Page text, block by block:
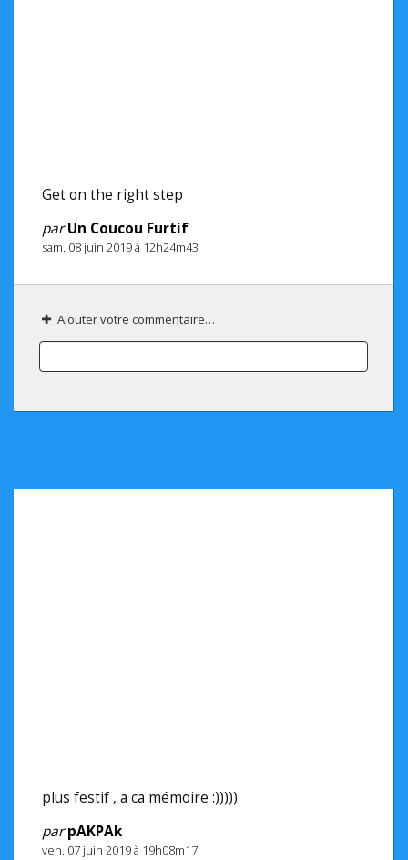
Get on the right step
parUn Coucou Furtif
sam. 08 juin 2019 à 12h24m43
Ajouter votre commentaire…
plus festif , a ca mémoire :)))))
parpAKPAk
ven. 07 juin 2019 à 19h08m17